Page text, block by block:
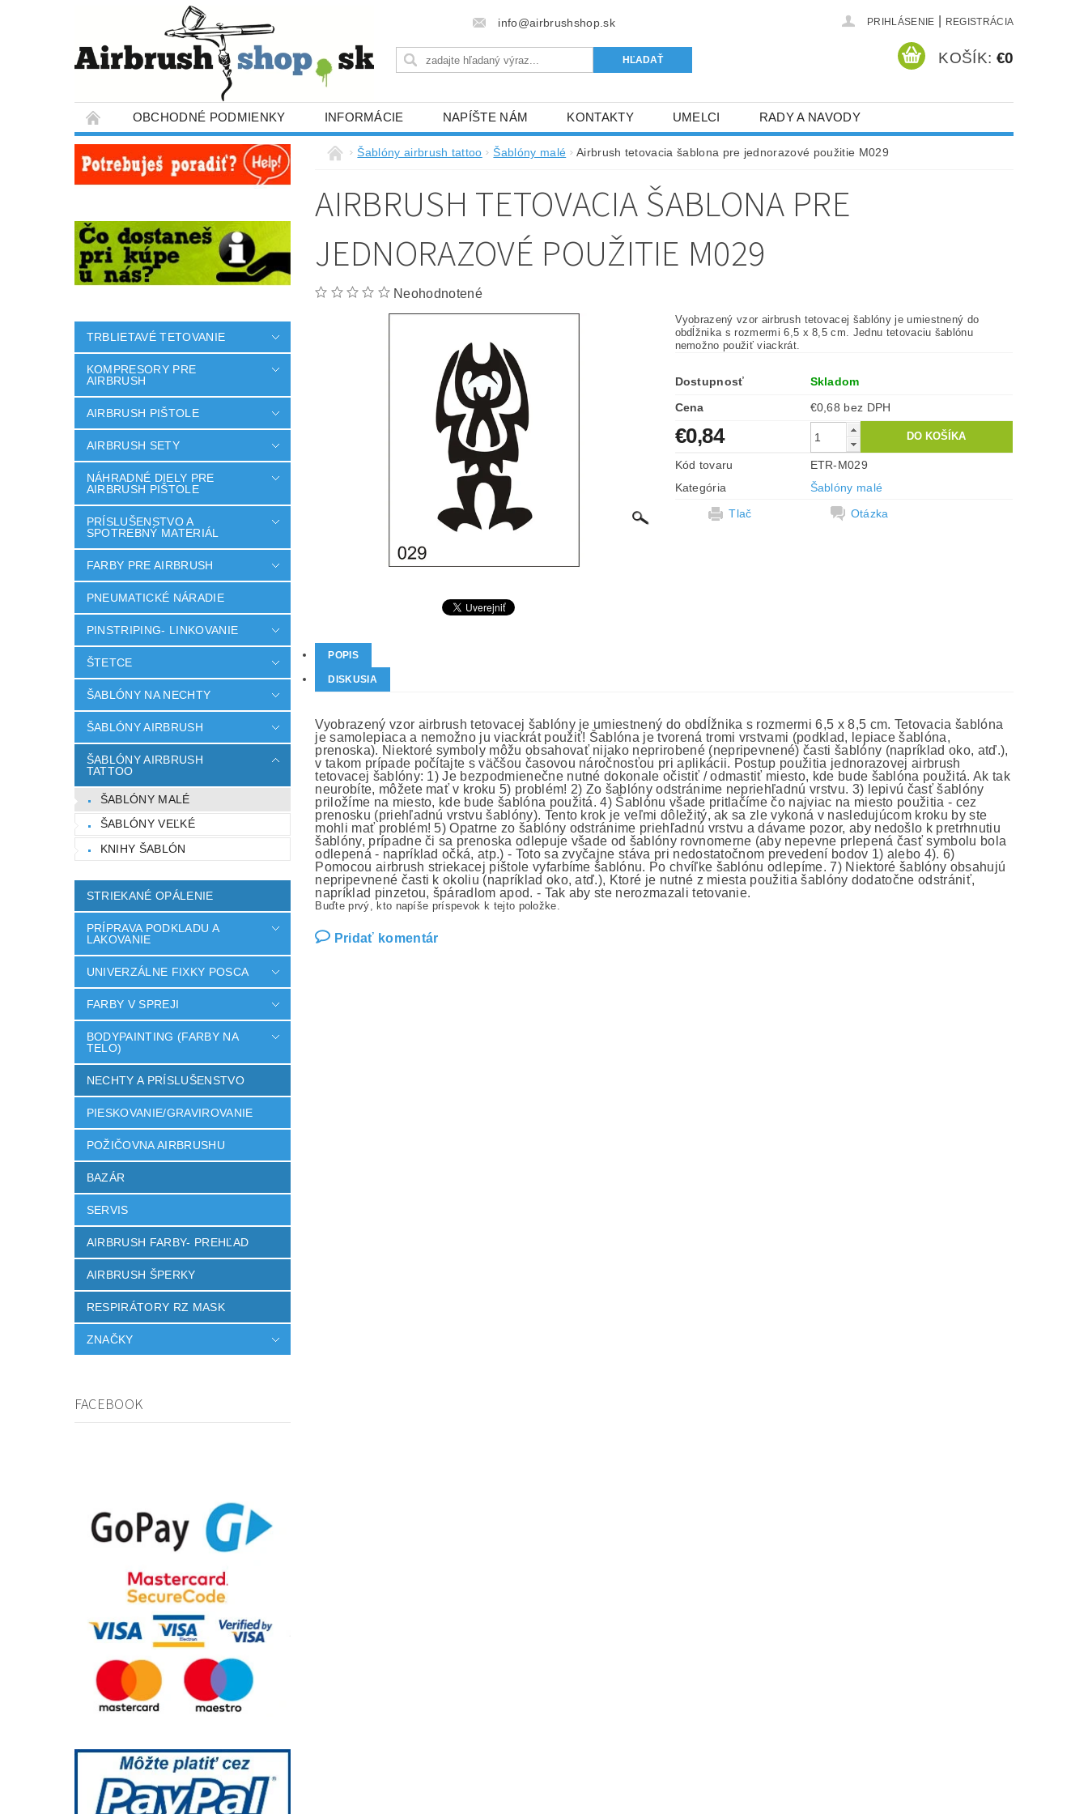
info@airbrushshop.sk PRIHLÁSENIE REGISTRÁCIA
KOŠÍK: €0
OBCHODNÉ PODMIENKY INFORMÁCIE NAPÍŠTE NÁM KONTAKTY UMELCI RADY A NAVODY
TRBLIETAVÉ TETOVANIE
KOMPRESORY PRE
AIRBRUSH
AIRBRUSH PIŠTOLE
AIRBRUSH SETY
NÁHRADNÉ DIELY PRE
AIRBRUSH PIŠTOLE
PRÍSLUŠENSTVO A
SPOTREBNÝ MATERIÁL
FARBY PRE AIRBRUSH
PNEUMATICKÉ NÁRADIE
PINSTRIPING- LINKOVANIE
ŠTETCE
ŠABLÓNY NA NECHTY
ŠABLÓNY AIRBRUSH
ŠABLÓNY AIRBRUSH
TATTOO
ŠABLÓNY MALÉ
ŠABLÓNY VEĽKÉ
KNIHY ŠABLÓN
STRIEKANÉ OPÁLENIE
PRÍPRAVA PODKLADU A
LAKOVANIE
UNIVERZÁLNE FIXKY POSCA
FARBY V SPREJI
BODYPAINTING (FARBY NA
TELO)
NECHTY A PRÍSLUŠENSTVO
PIESKOVANIE/GRAVIROVANIE
POŽIČOVNA AIRBRUSHU
BAZÁR
SERVIS
AIRBRUSH FARBY- PREHĽAD
AIRBRUSH ŠPERKY
RESPIRÁTORY RZ MASK
ZNAČKY
FACEBOOK
Šablóny airbrush tattoo Šablóny malé Airbrush tetovacia šablona pre jednorazové použitie M029
AIRBRUSH TETOVACIA ŠABLONA PRE
JEDNORAZOVÉ POUŽITIE M029
Neohodnotené
Vyobrazený vzor airbrush tetovacej šablóny je umiestnený do
obdĺžnika s rozmermi 6,5 x 8,5 cm. Jednu tetovaciu šablónu
nemožno použiť viackrát.
Dostupnosť
Skladom
Cena
€0,68 bez DPH
€0,84
Kód tovaru
ETR-M029
Kategória
Šablóny malé
Tlač
Otázka
POPIS
DISKUSIA
Vyobrazený vzor airbrush tetovacej šablóny je umiestnený do obdĺžnika s rozmermi 6,5 x 8,5 cm. Tetovacia šablóna
je samolepiaca a nemožno ju viackrát použiť! Šablóna je tvorená tromi vrstvami (podklad, lepiace šablóna,
prenoska). Niektoré symboly môžu obsahovať nijako neprirobené (nepripevnené) časti šablóny (napríklad oko, atď.),
v takom prípade počítajte s väčšou časovou náročnosťou pri aplikácii. Postup použitia jednorazovej airbrush
tetovacej šablóny: 1) Je bezpodmienečne nutné dokonale očistiť / odmastiť miesto, kde bude šablóna použitá. Ak tak
neurobíte, môžete mať v kroku 5) problém! 2) Zo šablóny odstránime nepriehľadnú vrstvu. 3) lepivú časť šablóny
priložíme na miesto, kde bude šablóna použitá. 4) Šablónu všade pritlačíme čo najviac na miesto použitia - cez
prenosku (priehľadnú vrstvu šablóny). Tento krok je veľmi dôležitý, ak sa zle vykoná v nasledujúcom kroku by ste
mohli mať problém! 5) Opatrne zo šablóny odstránime priehľadnú vrstvu a dávame pozor, aby nedošlo k pretrhnutiu
šablóny, prípadne či sa prenoska odlepuje všade od šablóny rovnomerne (aby nepevne prlepená časť symbolu bola
odlepená - napríklad očká, atp.) - Toto sa zvyčajne stáva pri nedostatočnom prevedení bodov 1) alebo 4). 6)
Pomocou airbrush striekacej pištole vyfarbíme šablónu. Po chvíľke šablónu odlepíme. 7) Niektoré šablóny obsahujú
nepripevnené časti k okoliu (napríklad oko, atď.), Ktoré je nutné z miesta použitia šablóny dodatočne odstrániť,
napríklad pinzetou, špáradlom apod. - Tak aby ste nerozmazali tetovanie.
Buďte prvý, kto napíše príspevok k tejto položke.
Pridať komentár